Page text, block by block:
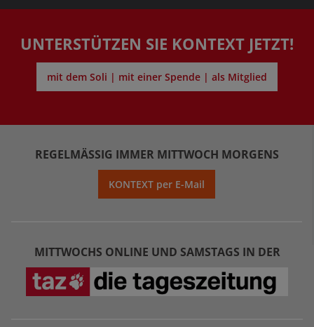
UNTERSTÜTZEN SIE KONTEXT JETZT!
mit dem Soli | mit einer Spende | als Mitglied
REGELMÄSSIG IMMER MITTWOCH MORGENS
KONTEXT per E-Mail
MITTWOCHS ONLINE UND SAMSTAGS IN DER